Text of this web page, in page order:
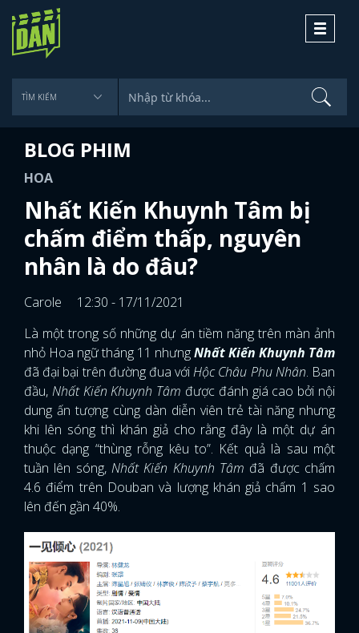
Toggle
BLOG PHIM
HOA
Nhất Kiến Khuynh Tâm bị
chấm điểm thấp, nguyên
nhân là do đâu?
Carole
12:30 - 17/11/2021
Là một trong số những dự án tiềm năng trên màn ảnh
nhỏ Hoa ngữ tháng 11 nhưngNhất Kiến Khuynh Tâm
đã đại bại trên đường đua vớiHộc Châu Phu Nhân. Ban
đầu, Nhất Kiến Khuynh Tâm được đánh giá cao bởi nội
dung ấn tượng cùng dàn diễn viên trẻ tài năng nhưng
khi lên sóng thì khán giả cho rằng đây là một dự án
thuộc dạng “thùng rỗng kêu to”. Kết quả là sau một
tuần lên sóng, Nhất Kiến Khuynh Tâm đã được chấm
4.6 điểm trên Douban và lượng khán giả chấm 1 sao
lên đến gần 40%.